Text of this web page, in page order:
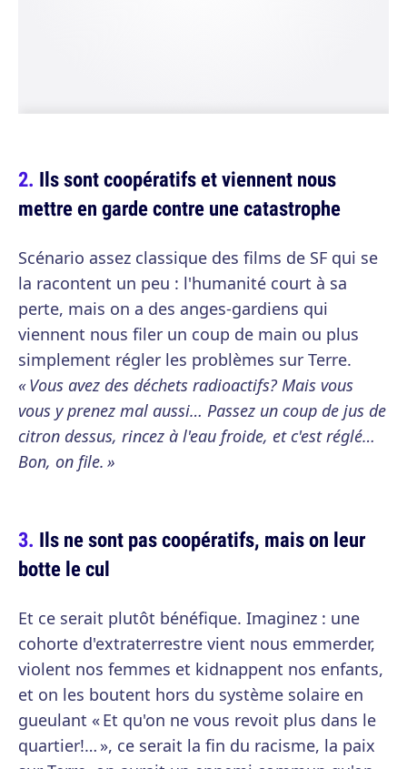
Ils sont coopératifs et viennent nous
mettre en garde contre une catastrophe
Scénario assez classique des films de SF qui se
la racontent un peu : l'humanité court à sa
perte, mais on a des anges-gardiens qui
viennent nous filer un coup de main ou plus
simplement régler les problèmes sur Terre.
« Vous avez des déchets radioactifs? Mais vous
vous y prenez mal aussi… Passez un coup de jus de
citron dessus, rincez à l'eau froide, et c'est réglé…
Bon, on file. »
Ils ne sont pas coopératifs, mais on leur
botte le cul
Et ce serait plutôt bénéfique. Imaginez : une
cohorte d'extraterrestre vient nous emmerder,
violent nos femmes et kidnappent nos enfants,
et on les boutent hors du système solaire en
gueulant « Et qu'on ne vous revoit plus dans le
quartier!… », ce serait la fin du racisme, la paix